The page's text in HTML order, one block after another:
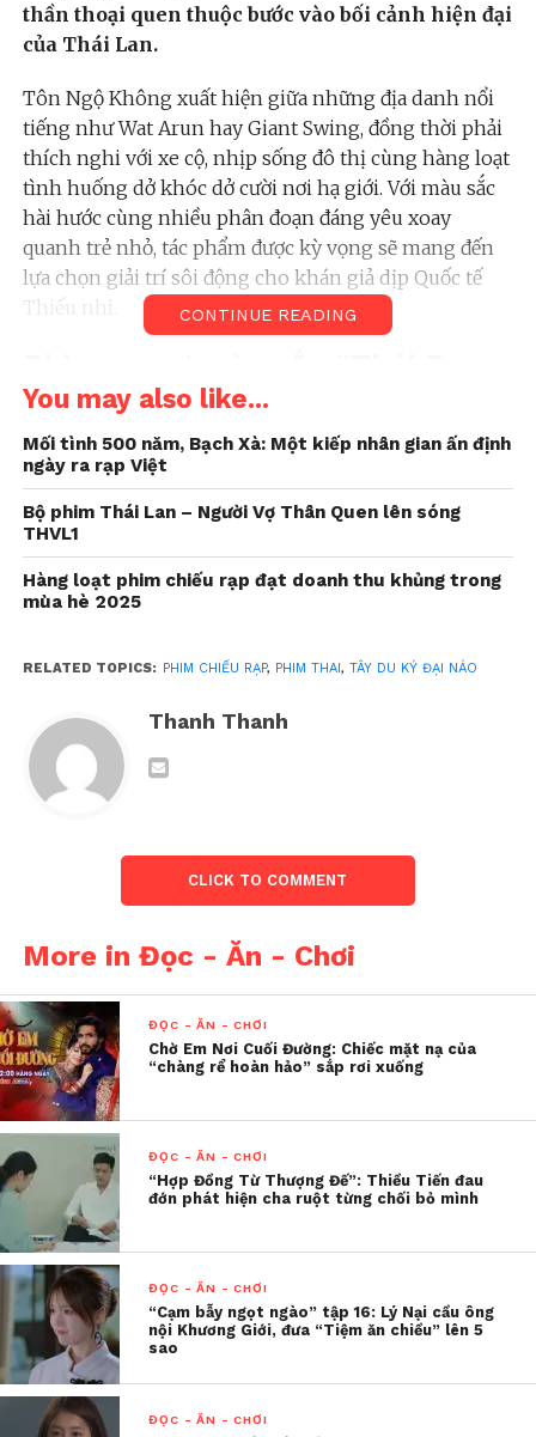
thần thoại quen thuộc bước vào bối cảnh hiện đại
của Thái Lan.
Tôn Ngộ Không xuất hiện giữa những địa danh nổi
tiếng như Wat Arun hay Giant Swing, đồng thời phải
thích nghi với xe cộ, nhịp sống đô thị cùng hàng loạt
tình huống dở khóc dở cười nơi hạ giới. Với màu sắc
hài hước cùng nhiều phân đoạn đáng yêu xoay
quanh trẻ nhỏ, tác phẩm được kỳ vọng sẽ mang đến
lựa chọn giải trí sôi động cho khán giả dịp Quốc tế
Thiếu nhi.
Ký” mới lạ
Sau nhiều phiên bản chuyển thể quen thuộc, “Tây Du
Ký Đại Náo” chọn hướng đi khác biệt khi biến hành
trình thỉnh kinh thành câu chuyện xuyên không
đậm chất giải trí. Trong một trận giao chiến hỗn loạn,
Tôn Ngộ Không bất ngờ bị hút vào khe nứt không
gian và rơi xuống Thái Lan thời hiện đại.
Rời xa thế giới thần thoại, Tề Thiên Đại Thánh phải
học cách thích nghi với nhịp sống náo nhiệt nơi đô
CONTINUE READING
You may also like...
Mối tình 500 năm, Bạch Xà: Một kiếp nhân gian ấn định
ngày ra rạp Việt
Bộ phim Thái Lan – Người Vợ Thân Quen lên sóng
THVL1
Hàng loạt phim chiếu rạp đạt doanh thu khủng trong
mùa hè 2025
RELATED TOPICS: PHIM CHIẾU RẠP, PHIM THAI, TÂY DU KÝ ĐẠI NÁO
Thanh Thanh
CLICK TO COMMENT
More in Đọc - Ăn - Chơi
ĐỌC - ĂN - CHƠI
Chờ Em Nơi Cuối Đường: Chiếc mặt nạ của
“chàng rể hoàn hảo” sắp rơi xuống
ĐỌC - ĂN - CHƠI
“Hợp Đồng Từ Thượng Đế”: Thiều Tiến đau
đớn phát hiện cha ruột từng chối bỏ mình
ĐỌC - ĂN - CHƠI
“Cạm bẫy ngọt ngào” tập 16: Lý Nại cầu ông
nội Khương Giới, đưa “Tiệm ăn chiều” lên 5
sao
ĐỌC - ĂN - CHƠI